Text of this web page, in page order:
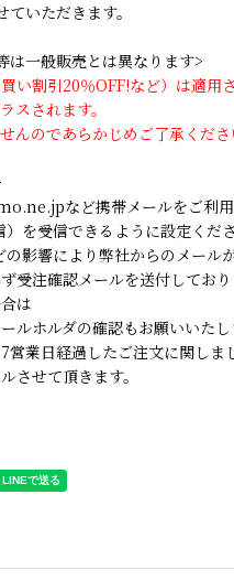
いただきます。
は一般販売とは異なります>
割引20％OFF!など）は適用
スされます。
んのであらかじめご了承くださ
など携帯メールをご利用
を受信できるように設定くださ
影響により弊社からのメール
受注確認メールを送付しており
は
ルホルダの確認もお願いいたし
営業日経過したご注文に関しま
させて頂きます。